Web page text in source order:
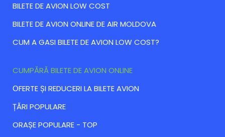
BILETE DE AVION LOW COST
BILETE DE AVION ONLINE DE AIR MOLDOVA
CUM A GASI BILETE DE AVION LOW COST?
CUMPĂRĂ BILETE DE AVION ONLINE
ОFERTE ȘI REDUCERI LA BILETE AVION
ȚĂRI POPULARE
ORAȘE POPULARE - TOP